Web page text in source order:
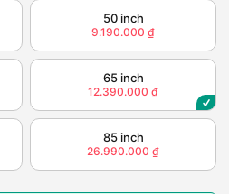
50 inch
9.190.000 ₫
65 inch
12.390.000 ₫
85 inch
26.990.000 ₫